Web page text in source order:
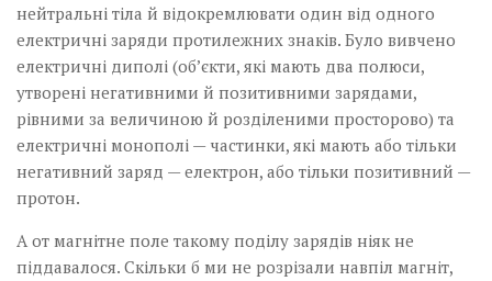
нейтральні тіла й відокремлювати один від одного
електричні заряди протилежних знаків. Було вивчено
електричні диполі (об’єкти, які мають два полюси,
утворені негативними й позитивними зарядами,
рівними за величиною й розділеними просторово) та
електричні монополі — частинки, які мають або тільки
негативний заряд — електрон, або тільки позитивний —
протон.
А от магнітне поле такому поділу зарядів ніяк не
піддавалося. Скільки б ми не розрізали навпіл магніт,